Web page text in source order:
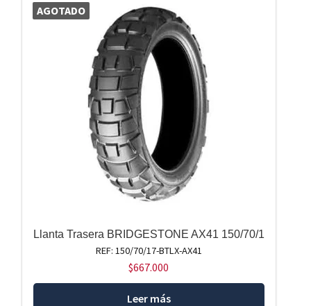
AGOTADO
Llanta Trasera BRIDGESTONE AX41 150/70/1
REF: 150/70/17-BTLX-AX41
$667.000
Leer más